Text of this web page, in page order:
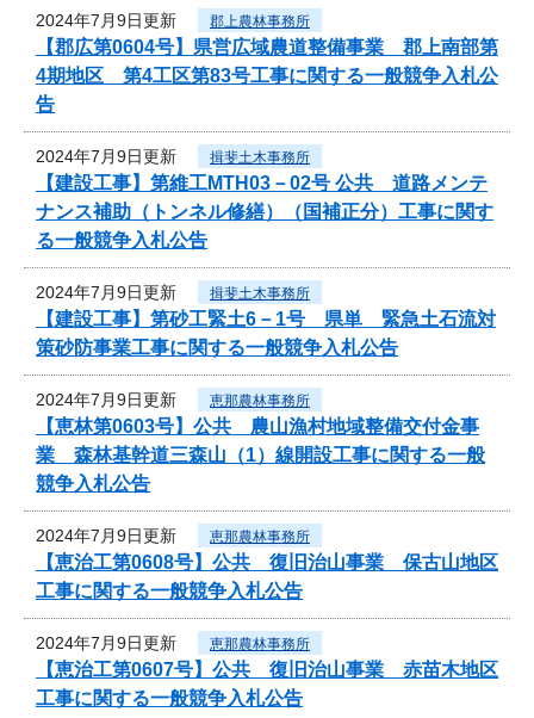
2024年7月9日更新 郡上農林事務所
【郡広第0604号】県営広域農道整備事業 郡上南部第
4期地区 第4工区第83号工事に関する一般競争入札公
告
2024年7月9日更新 揖斐土木事務所
【建設工事】第維工MTH03－02号 公共 道路メンテ
ナンス補助（トンネル修繕）（国補正分）工事に関す
る一般競争入札公告
2024年7月9日更新 揖斐土木事務所
【建設工事】第砂工緊土6－1号 県単 緊急土石流対
策砂防事業工事に関する一般競争入札公告
2024年7月9日更新 恵那農林事務所
【恵林第0603号】公共 農山漁村地域整備交付金事
業 森林基幹道三森山（1）線開設工事に関する一般
競争入札公告
2024年7月9日更新 恵那農林事務所
【恵治工第0608号】公共 復旧治山事業 保古山地区
工事に関する一般競争入札公告
2024年7月9日更新 恵那農林事務所
【恵治工第0607号】公共 復旧治山事業 赤苗木地区
工事に関する一般競争入札公告